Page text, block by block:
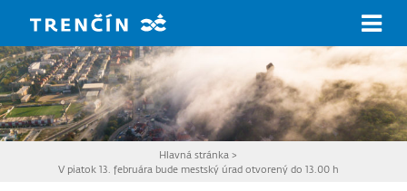
Hlavná stránka >
V piatok 13. februára bude mestský úrad otvorený do 13.00 h